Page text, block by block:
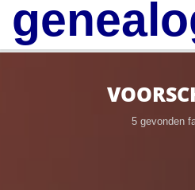
5 gevonden